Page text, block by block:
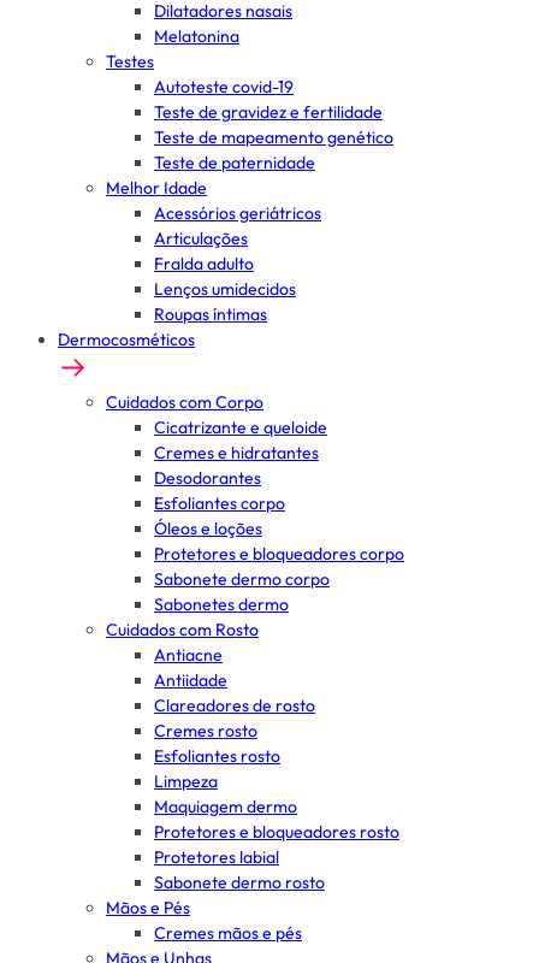
Dilatadores nasais
Melatonina
Testes
Autoteste covid-19
Teste de gravidez e fertilidade
Teste de mapeamento genético
Teste de paternidade
Melhor Idade
Acessórios geriátricos
Articulações
Fralda adulto
Lenços umidecidos
Roupas íntimas
Dermocosméticos
Cuidados com Corpo
Cicatrizante e queloide
Cremes e hidratantes
Desodorantes
Esfoliantes corpo
Óleos e loções
Protetores e bloqueadores corpo
Sabonete dermo corpo
Sabonetes dermo
Cuidados com Rosto
Antiacne
Antiidade
Clareadores de rosto
Cremes rosto
Esfoliantes rosto
Limpeza
Maquiagem dermo
Protetores e bloqueadores rosto
Protetores labial
Sabonete dermo rosto
Mãos e Pés
Cremes mãos e pés
Mãos e Unhas